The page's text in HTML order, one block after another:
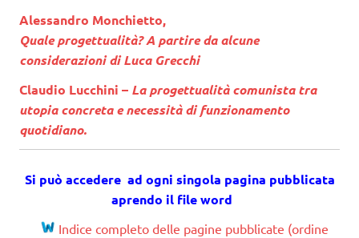
Alessandro Monchietto,
Quale progettualità? A partire da alcune
considerazioni di Luca Grecchi
Claudio Lucchini – La progettualità comunista tra
utopia concreta e necessità di funzionamento
quotidiano.
Si può accedere ad ogni singola pagina pubblicata
aprendo il file word
Indice completo delle pagine pubblicate (ordine